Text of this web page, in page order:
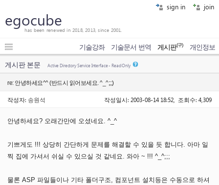
sign in join
egocube
has been renewed in 2018, 2013, since 2001.
기술강좌 기술문서 번역 게시판(구) 개인정보
게시판 본문 Active Directory Service Interface - Read Only
re: 안녕하세요^^ (반드시 읽어보세요. ^_^;;;)
작성자: 송원석 작성일시: 2003-08-14 18:52, 조회수: 4,309
안녕하세요? 오래간만에 오셨네요. ^_^
기쁘게도 !!! 상당히 간단하게 문제를 해결할 수 있을 듯 합니다. 아마 일
찍 집에 가셔서 쉬실 수 있으실 것 같네요. 와아 ~ !!! ^_^;;;
물론 ASP 파일들이나 기타 폴더구조, 컴포넌트 설치등은 수동으로 하셔